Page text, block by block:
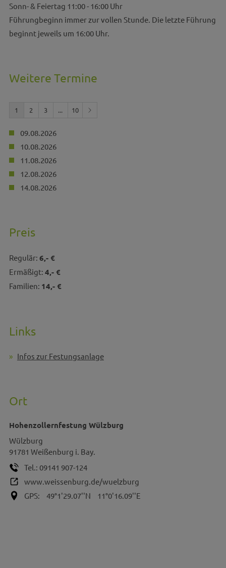
Sonn- & Feiertag 11:00 - 16:00 Uhr
Führungbeginn immer zur vollen Stunde. Die letzte Führung
beginnt jeweils um 16:00 Uhr.
Weitere Termine
1 2 3 ... 10
09.08.2026
10.08.2026
11.08.2026
12.08.2026
14.08.2026
Preis
Regulär: 6,- €
Ermäßigt: 4,- €
Familien: 14,- €
Links
Infos zur Festungsanlage
Ort
Hohenzollernfestung Wülzburg
Wülzburg
91781 Weißenburg i. Bay.
Tel.: 09141 907-124
www.weissenburg.de/wuelzburg
GPS:
49°1'29.07''N 11°0'16.09''E